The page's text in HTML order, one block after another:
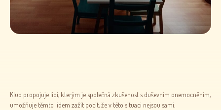
Klub propojuje lidi, kterým je společná zkušenost s duševním onemocněním,
umožňuje těmto lidem zažít pocit, že v této situaci nejsou sami.